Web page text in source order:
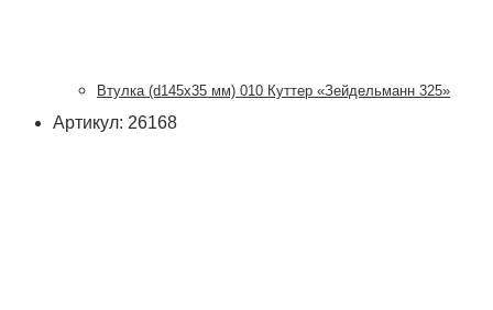
Втулка (d145х35 мм) 010 Куттер «Зейдельманн 325»
Артикул: 26168